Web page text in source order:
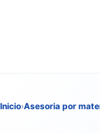
Inicio›Asesoria por